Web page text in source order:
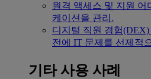
원격 액세스 및 지원 어
케이션을 관리.
디지털 직원 경험(DEX)
전에 IT 문제를 선제적
기타 사용 사례